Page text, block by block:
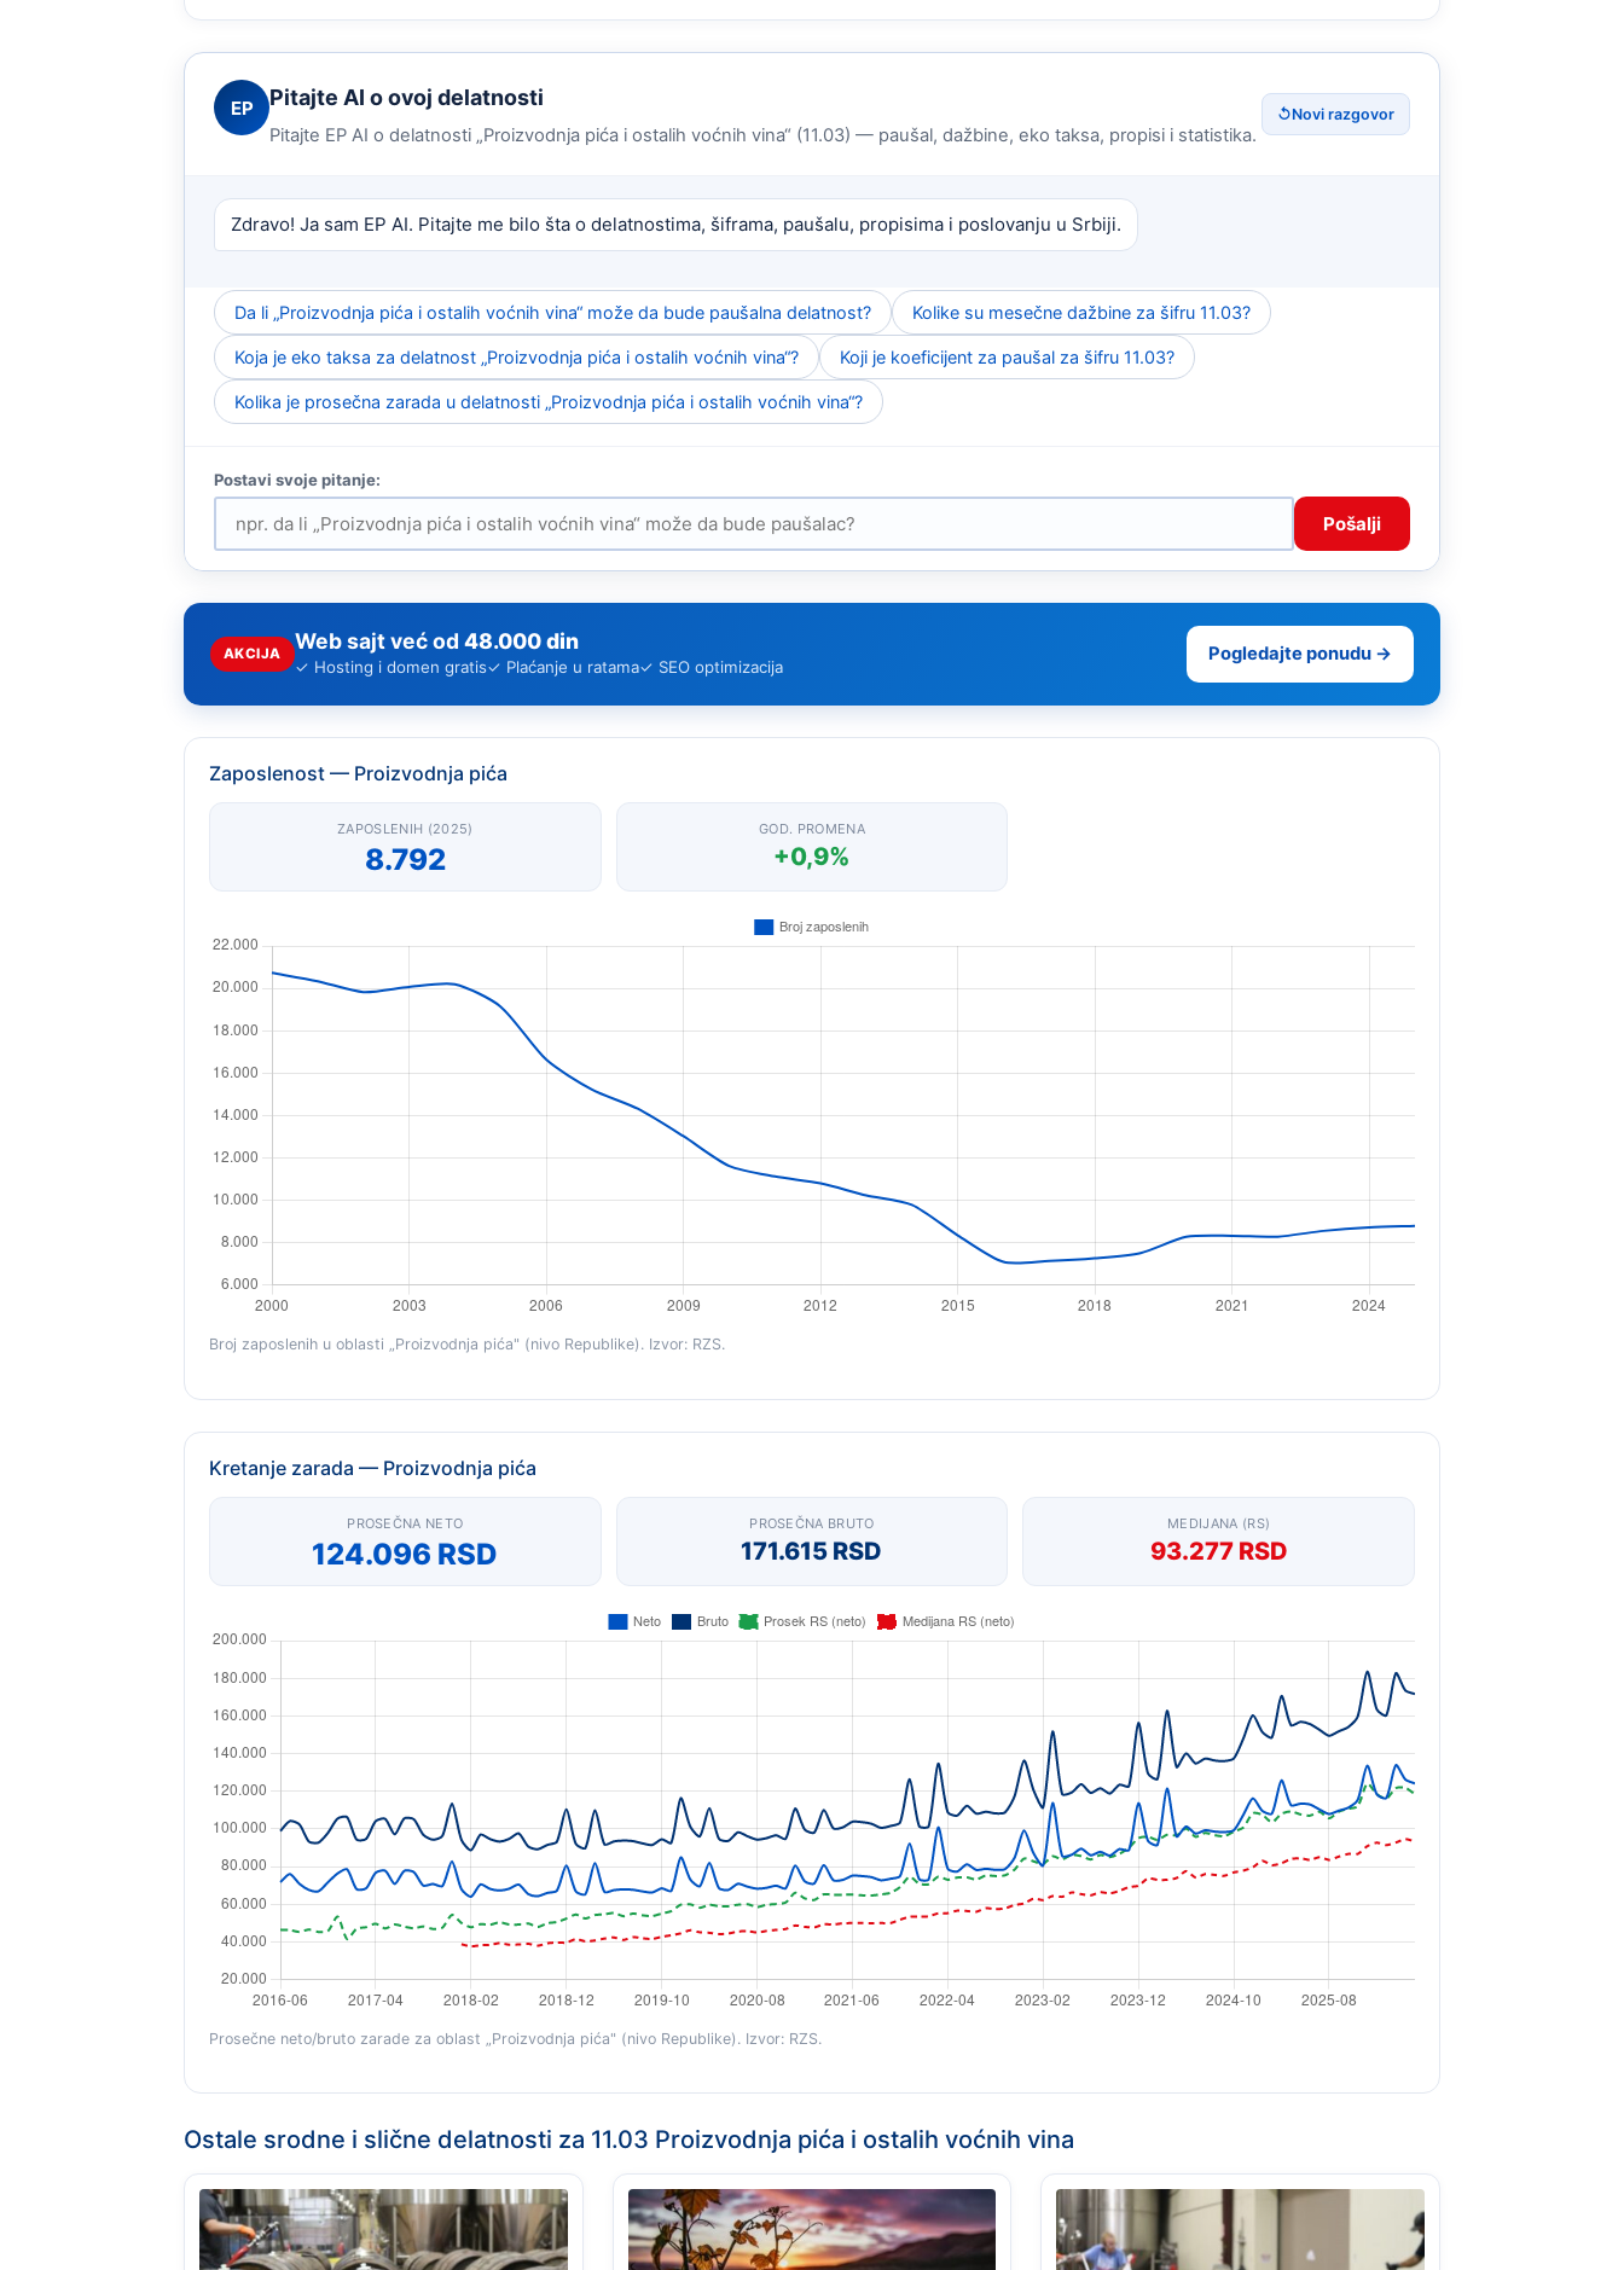
EP Pitajte AI o ovoj delatnosti
Pitajte EP AI o delatnosti „Proizvodnja pića i ostalih voćnih vina“ (11.03) — paušal, dažbine, eko taksa, propisi i statistika.
↺Novi razgovor
Zdravo! Ja sam EP AI. Pitajte me bilo šta o delatnostima, šiframa, paušalu, propisima i poslovanju u Srbiji.
Da li „Proizvodnja pića i ostalih voćnih vina“ može da bude paušalna delatnost? Kolike su mesečne dažbine za šifru 11.03?
Koja je eko taksa za delatnost „Proizvodnja pića i ostalih voćnih vina“? Koji je koeficijent za paušal za šifru 11.03?
Kolika je prosečna zarada u delatnosti „Proizvodnja pića i ostalih voćnih vina“?
Pošalji
AKCIJA Web sajt već od 48.000 din
✓ Hosting i domen gratis✓ Plaćanje u ratama✓ SEO optimizacija
Pogledajte ponudu →
Zaposlenost — Proizvodnja pića
ZAPOSLENIH (2025)
8.792
GOD. PROMENA
+0,9%
Broj zaposlenih u oblasti „Proizvodnja pića" (nivo Republike). Izvor: RZS.
Kretanje zarada — Proizvodnja pića
PROSEČNA NETO
124.096 RSD
PROSEČNA BRUTO
171.615 RSD
MEDIJANA (RS)
93.277 RSD
Prosečne neto/bruto zarade za oblast „Proizvodnja pića" (nivo Republike). Izvor: RZS.
Ostale srodne i slične delatnosti za 11.03 Proizvodnja pića i ostalih voćnih vina